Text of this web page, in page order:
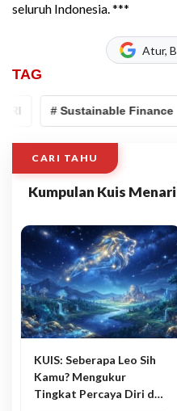
seluruh Indonesia. ***
Atur,
TAG
# Sustainable Finance
CARI TAHU
Kumpulan Kuis
KUIS: Seberapa Leo Sih
Kamu? Mengukur
Tingkat Percaya Diri dan